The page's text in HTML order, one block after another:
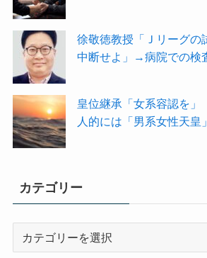
徐敬徳教授「Ｊリーグの
中断せよ」→病院での検
皇位継承「女系容認を
人的には「男系女性天皇
カテゴリー